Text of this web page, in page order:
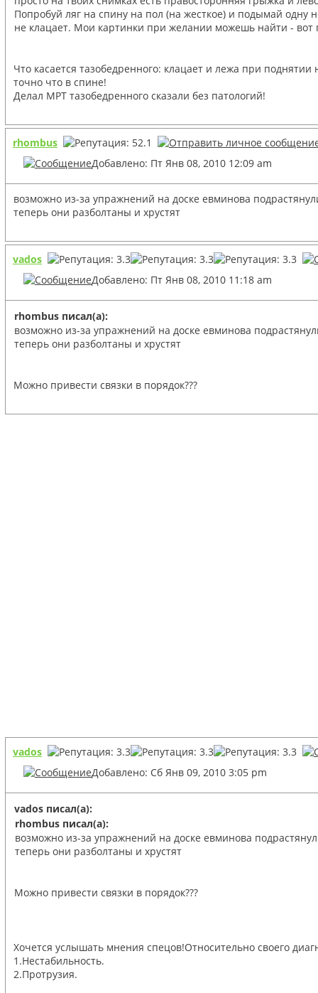
Попробуй ляг на спину на пол (на жесткое) и подымай одну
не клацает. Мои картинки при желании можешь найти -
Что касается тазобедренного: клацает и лежа при
точно что в спине!
Делал МРТ тазобедренного сказали без патологий!
rhombus
Добавлено: Пт Янв 08, 2010 12:09 am
возможно из-за упражнений на доске евминова
теперь они разболтаны и хрустят
vados
Добавлено: Пт Янв 08, 2010 11:18 am
rhombus писал(а):
возможно из-за упражнений на доске евминова
теперь они разболтаны и хрустят
Можно привести связки в порядок???
vados
Добавлено: Сб Янв 09, 2010 3:05 pm
vados писал(а):
rhombus писал(а):
возможно из-за упражнений на доске евминова
теперь они разболтаны и хрустят
Можно привести связки в порядок???
Хочется услышать мнения спецов!Относительно своего
1.Нестабильность.
2.Протрузия.